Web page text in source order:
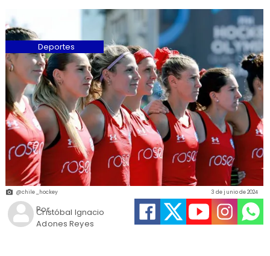
@chile_hockey
Cristóbal Ignacio
Adones Reyes
3 de junio de 2024
Deportes
Por